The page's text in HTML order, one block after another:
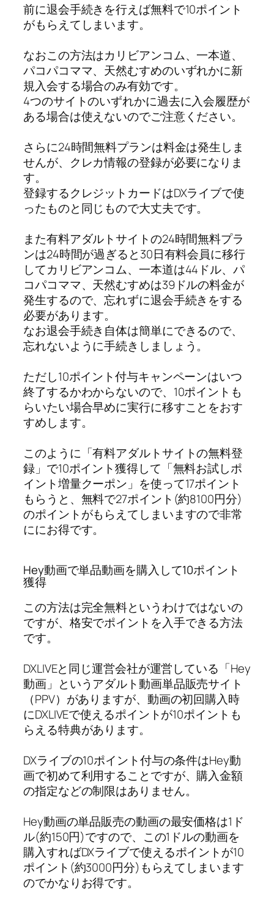
前に退会手続きを行えば無料で10ポイント
がもらえてしまいます。
なおこの方法はカリビアンコム、一本道、
パコパコママ、天然むすめのいずれかに新
規入会する場合のみ有効です。
4つのサイトのいずれかに過去に入会履歴が
ある場合は使えないのでご注意ください。
さらに24時間無料プランは料金は発生しま
せんが、クレカ情報の登録が必要になりま
す。
登録するクレジットカードはDXライブで使
ったものと同じもので大丈夫です。
また有料アダルトサイトの24時間無料プラ
ンは24時間が過ぎると30日有料会員に移行
してカリビアンコム、一本道は44ドル、パ
コパコママ、天然むすめは39ドルの料金が
発生するので、忘れずに退会手続きをする
必要があります。
なお退会手続き自体は簡単にできるので、
忘れないように手続きしましょう。
ただし10ポイント付与キャンペーンはいつ
終了するかわからないので、10ポイントも
らいたい場合早めに実行に移すことをおす
すめします。
このように「有料アダルトサイトの無料登
録」で10ポイント獲得して「無料お試しポ
イント増量クーポン」を使って17ポイント
もらうと、無料で27ポイント(約8100円分)
のポイントがもらえてしまいますので非常
ににお得です。
Hey動画で単品動画を購入して10ポイント
獲得
この方法は完全無料というわけではないの
ですが、格安でポイントを入手できる方法
です。
DXLIVEと同じ運営会社が運営している「Hey
動画」というアダルト動画単品販売サイト
（PPV）がありますが、動画の初回購入時
にDXLIVEで使えるポイントが10ポイントも
らえる特典があります。
DXライブの10ポイント付与の条件はHey動
画で初めて利用することですが、購入金額
の指定などの制限はありません。
Hey動画の単品販売の動画の最安価格は1ド
ル(約150円)ですので、この1ドルの動画を
購入すればDXライブで使えるポイントが10
ポイント(約3000円分)もらえてしまいます
のでかなりお得です。